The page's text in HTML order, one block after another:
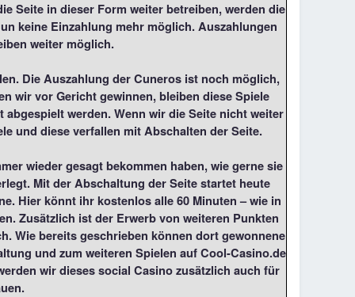
Seite in dieser Form weiter betreiben, werden die
keine Einzahlung mehr möglich. Auszahlungen
weiter möglich.
Die Auszahlung der Cuneros ist noch möglich,
wir vor Gericht gewinnen, bleiben diese Spiele
werden. Wenn wir die Seite nicht weiter
und diese verfallen mit Abschalten der Seite.
wieder gesagt bekommen haben, wie gerne sie
Mit der Abschaltung der Seite startet heute
Hier könnt ihr kostenlos alle 60 Minuten – wie in
Zusätzlich ist der Erwerb von weiteren Punkten
Wie bereits geschrieben können dort gewonnene
und zum weiteren Spielen auf Cool-Casino.de
wir dieses social Casino zusätzlich auch für